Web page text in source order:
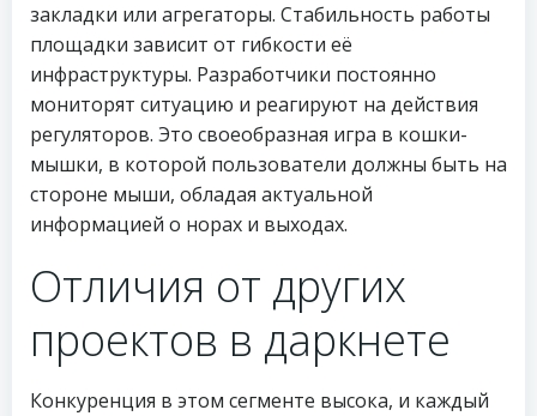
закладки или агрегаторы. Стабильность работы
площадки зависит от гибкости её
инфраструктуры. Разработчики постоянно
мониторят ситуацию и реагируют на действия
регуляторов. Это своеобразная игра в кошки-
мышки, в которой пользователи должны быть на
стороне мыши, обладая актуальной
информацией о норах и выходах.
Отличия от других
проектов в даркнете
Конкуренция в этом сегменте высока, и каждый